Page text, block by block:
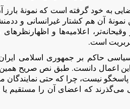
به خود گرفته است که نمونۀ بارز
آن هم کشتار غیرانسانی و
اعلامیه‌ها و
است.
حاکم بر جمهوری اسلامی
اعمال دانست. طبق نص صریح همین
نیست، چرا که حتی نمایندگان
می‌گذرند که اعضای آن را مستقیم